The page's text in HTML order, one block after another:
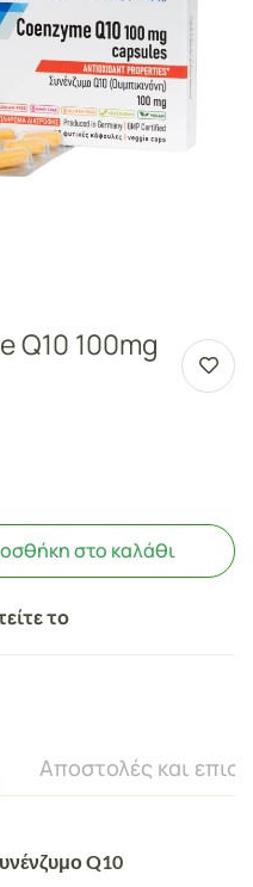
Q10 100mg
στο καλάθι
το
Αποστολές και
Q10